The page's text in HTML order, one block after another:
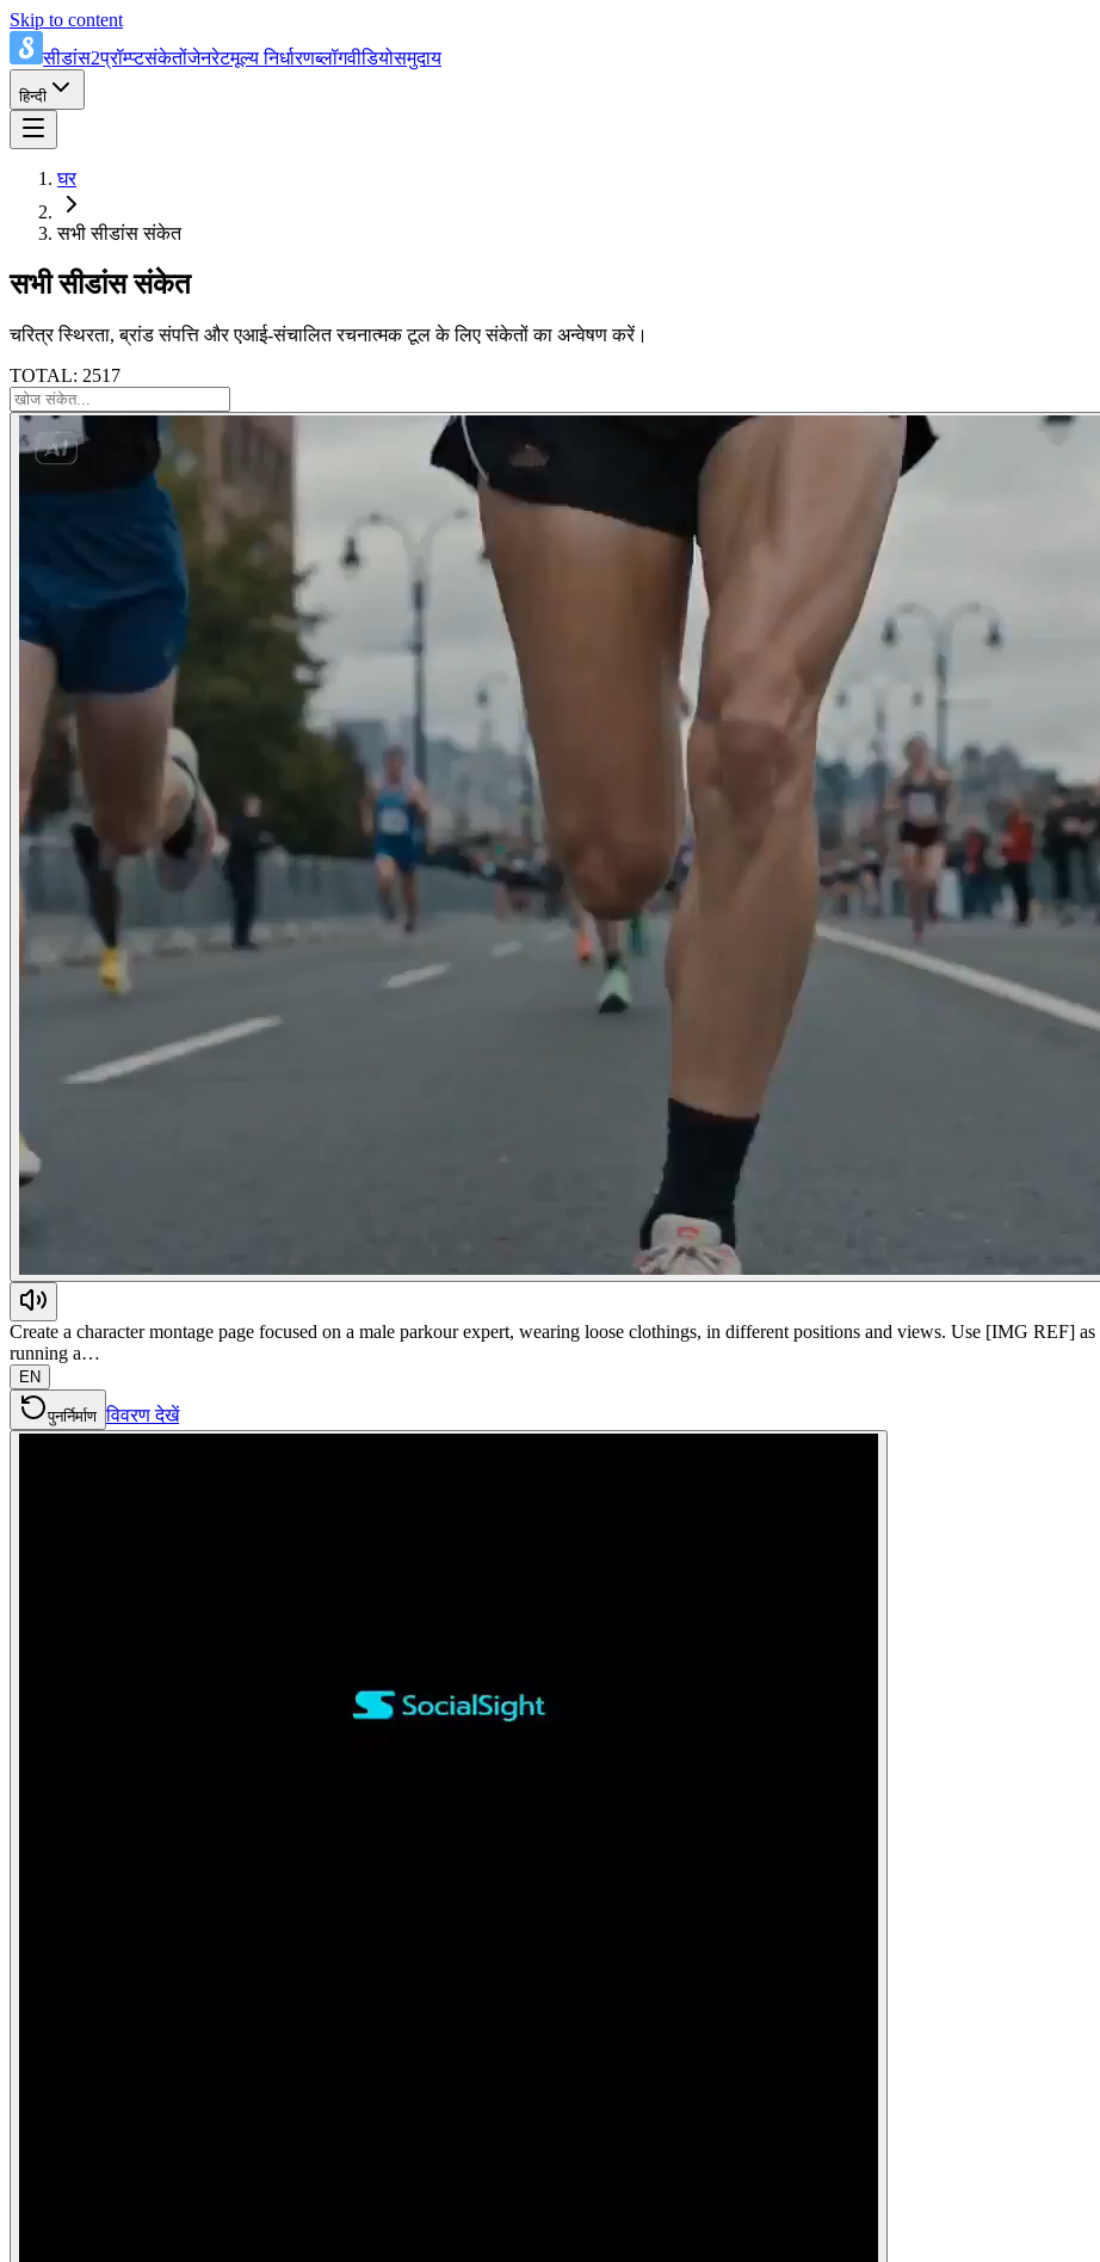
Skip to content
सीडांस2प्रॉम्प्टसंकेतोंजेनरेटमूल्य निर्धारणब्लॉगवीडियोसमुदाय
हिन्दी
घर
सभी सीडांस संकेत
सभी सीडांस संकेत
चरित्र स्थिरता, ब्रांड संपत्ति और एआई-संचालित रचनात्मक टूल के लिए संकेतों का अन्वेषण करें।
TOTAL: 2517
Create a character montage page focused on a male parkour expert, wearing loose clothings, in different positions and views. Use [IMG REF]
running a…
EN
पुनर्निर्माण विवरण देखें